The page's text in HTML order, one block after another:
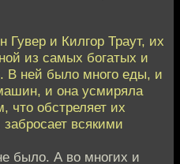
Гувер и Килгор Траут, их
из самых богатых и
В ней было много еды, и
и она усмиряла
что обстреляет их
всякими
было. А во многих и